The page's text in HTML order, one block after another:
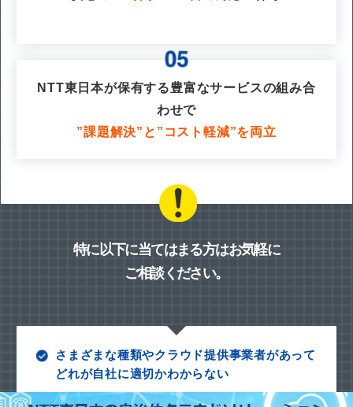
NTT東日本が保有する豊富なサービスの組み合
わせで
”課題解決”と”コスト軽減”を両立
特に以下に当てはまる方はお気軽に
ご相談ください。
さまざまな種類やクラウド提供事業者があって
どれが自社に適切かわからない
オンプレミスのままがよいのか、クラウド移行